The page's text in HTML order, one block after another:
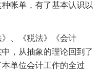
帐单，有了基本认识以
、《税法》《会计
，从抽象的理论回到了
单位会计工作的全过